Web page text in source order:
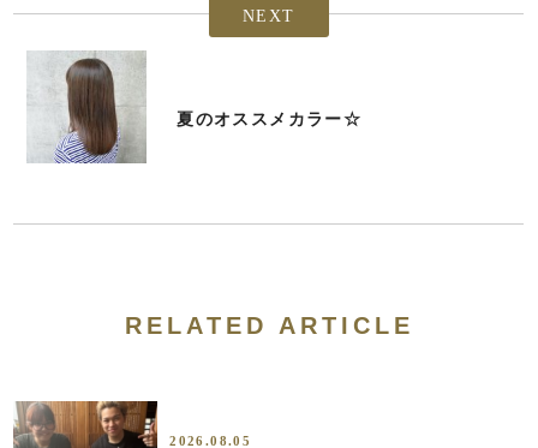
NEXT
夏のオススメカラー☆
RELATED ARTICLE
2026.08.05